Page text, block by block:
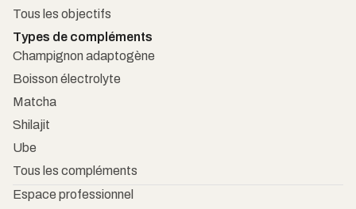
Tous les objectifs
Types de compléments
Champignon adaptogène
Boisson électrolyte
Matcha
Shilajit
Ube
Tous les compléments
Espace professionnel